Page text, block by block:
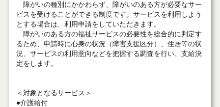
障がいの種別にかかわらず、障がいのある方が必要なサー
ビスを受けることができる制度です。サービスを利用しよう
とする場合は、利用申請をしていただきます。
障がいのある方の福祉サービスの必要性を総合的に判定す
るため、申請時に心身の状況（障害支援区分）、住居等の状
況、サービスの利用意向などを把握する調査を行い、支給決
定をします。
＜対象となるサービス＞
●介護給付